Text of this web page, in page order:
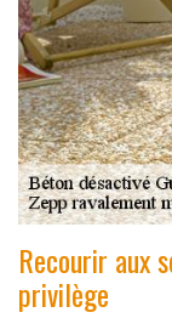
Recourir aux
privilège